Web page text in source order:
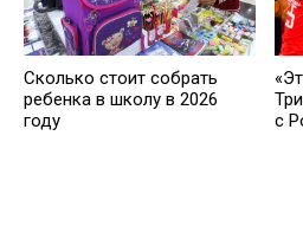
Сколько стоит собрать
ребенка в школу в 2026
году
с